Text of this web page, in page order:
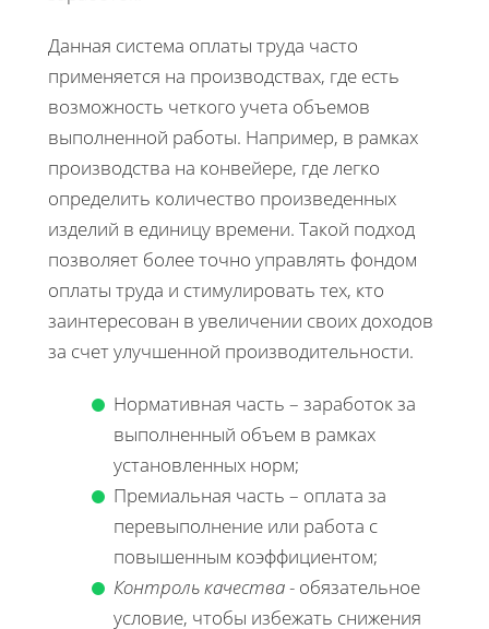
Данная система оплаты труда часто
применяется на производствах, где есть
возможность четкого учета объемов
выполненной работы. Например, в рамках
производства на конвейере, где легко
определить количество произведенных
изделий в единицу времени. Такой подход
позволяет более точно управлять фондом
оплаты труда и стимулировать тех, кто
заинтересован в увеличении своих доходов
за счет улучшенной производительности.
Нормативная часть – заработок за
выполненный объем в рамках
установленных норм;
Премиальная часть – оплата за
перевыполнение или работа с
повышенным коэффициентом;
Контроль качества- обязательное
условие, чтобы избежать снижения